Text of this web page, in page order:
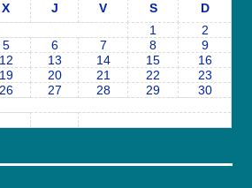
X J V S D
1
2
5 6 7 8
9
12 13 14 15
16
19 20 21 22
23
26 27 28 29
30